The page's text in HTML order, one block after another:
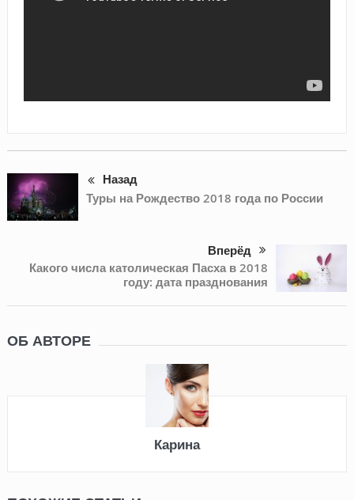
Назад
Туры на Рождество 2018 года по России
Вперёд
Какого числа католическая Пасха в 2018
году: дата празднования
ОБ АВТОРЕ
Карина